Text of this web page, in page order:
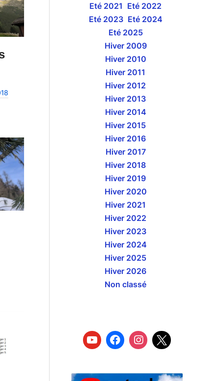
Eté 2021 Eté 2022
Eté 2023 Eté 2024
Eté 2025
Hiver 2009
Hiver 2010
Hiver 2011
Hiver 2012
Hiver 2013
Hiver 2014
Hiver 2015
Hiver 2016
Hiver 2017
Hiver 2018
Hiver 2019
Hiver 2020
Hiver 2021
Hiver 2022
Hiver 2023
Hiver 2024
Hiver 2025
Hiver 2026
Non classé